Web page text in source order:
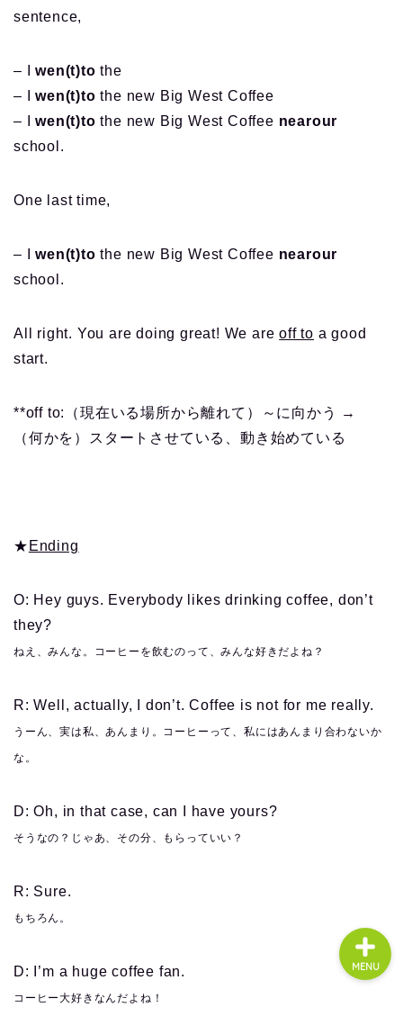
sentence,
– Iwen(t)to the
– Iwen(t)to the new Big West Coffee
– Iwen(t)to the new Big West Coffee nearour
school.
One last time,
– Iwen(t)to the new Big West Coffee nearour
school.
All right. You are doing great! We areoff to a good
start.
**off to:（現在いる場所から離れて）～に向かう →
（何かを）スタートさせている、動き始めている
★ Ending
O: Hey guys. Everybody likes drinking coffee, don’t
they?
ねえ、みんな。コーヒーを飲むのって、みんな好きだよね？
R: Well, actually, I don’t. Coffee is not for me really.
うーん、実は私、あんまり。コーヒーって、私にはあんまり合わないか
な。
D: Oh, in that case, can I have yours?
そうなの？じゃあ、その分、もらっていい？
R: Sure.
もちろん。
D: I’m a huge coffee fan.
コーヒー大好きなんだよね！
MENU
About us